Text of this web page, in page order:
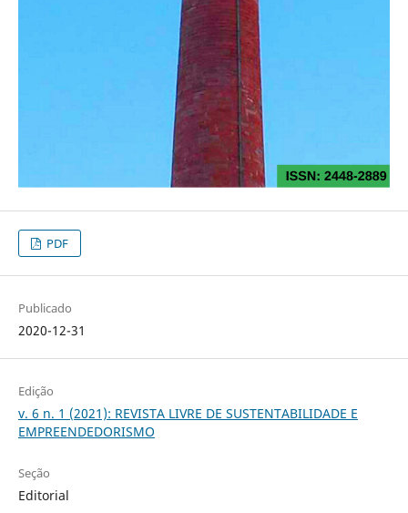
PDF
Publicado
2020-12-31
Edição
v. 6 n. 1 (2021): REVISTA LIVRE DE SUSTENTABILIDADE E
EMPREENDEDORISMO
Seção
Editorial